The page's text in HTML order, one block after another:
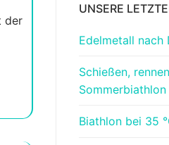
der
UNSERE
Edelmetall nach
Schießen,
Biathlon bei 35